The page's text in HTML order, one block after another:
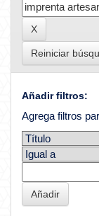
Reiniciar
Añadir filtros:
Agrega filtros